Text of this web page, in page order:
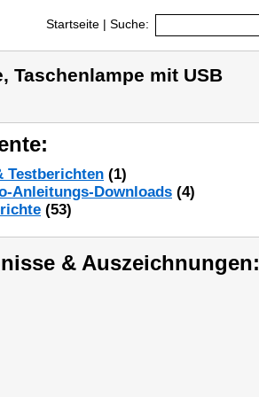
Startseite | Suche:
Taschenlampe mit USB
Testberichten (1)
Anleitungs-Downloads (4)
(53)
& Auszeichnungen: